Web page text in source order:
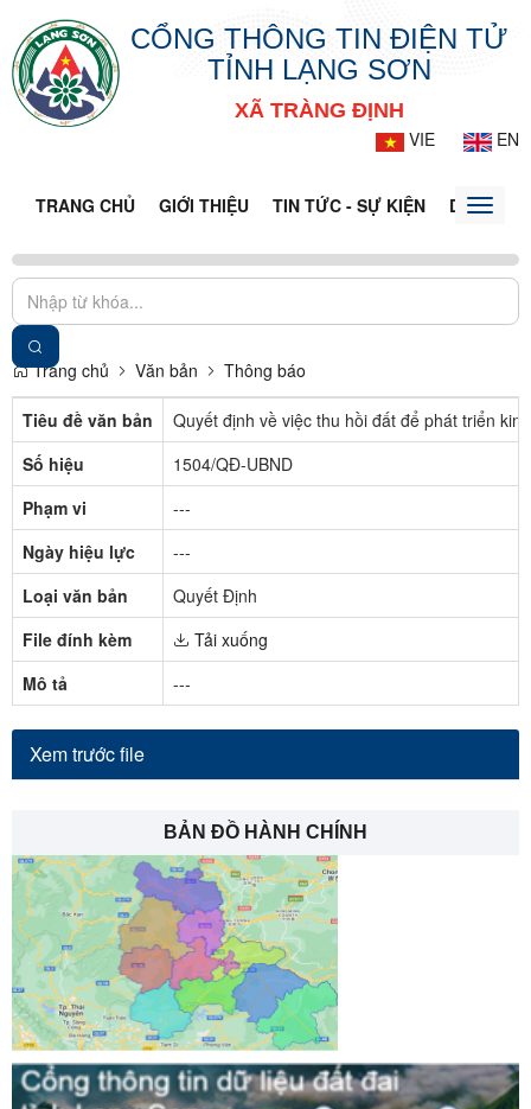
CỔNG THÔNG TIN ĐIỆN TỬ
TỈNH LẠNG SƠN
XÃ TRÀNG ĐỊNH
VIE
EN
TRANG CHỦ GIỚI THIỆU TIN TỨC - SỰ KIỆN DỊCH VỤ
Toggle
Trang chủ Văn bản Thông báo
Tiêu đề văn bản
Quyết định về việc thu hồi đất để phát triển
Số hiệu
1504/QĐ-UBND
Phạm vi
---
Ngày hiệu lực
---
Loại văn bản
Quyết Định
File đính kèm
Tải xuống
Mô tả
---
Xem trước file
BẢN ĐỒ HÀNH CHÍNH